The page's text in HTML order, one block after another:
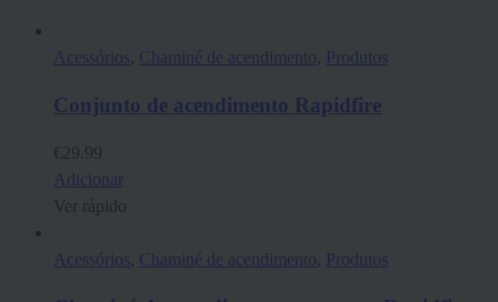
Acessórios Chaminé de acendimento Produtos
Conjunto de acendimento Rapidfire
€ 29.99
Adicionar
Ver rápido
Acessórios Chaminé de acendimento Produtos